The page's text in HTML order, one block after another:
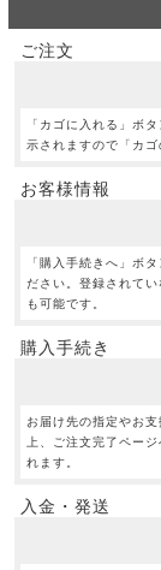
ご注文
「カゴに入れる」ボ
示されますので「カ
お客様情報
「購入手続きへ」ボ
ださい。登録されて
も可能です。
購入手続き
お届け先の指定やお
上、ご注文完了ペー
れます。
入金・発送